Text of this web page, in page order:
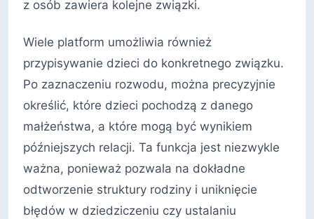
z osób zawiera kolejne związki.
Wiele platform umożliwia również
przypisywanie dzieci do konkretnego związku.
Po zaznaczeniu rozwodu, można precyzyjnie
określić, które dzieci pochodzą z danego
małżeństwa, a które mogą być wynikiem
późniejszych relacji. Ta funkcja jest niezwykle
ważna, ponieważ pozwala na dokładne
odtworzenie struktury rodziny i uniknięcie
błędów w dziedziczeniu czy ustalaniu